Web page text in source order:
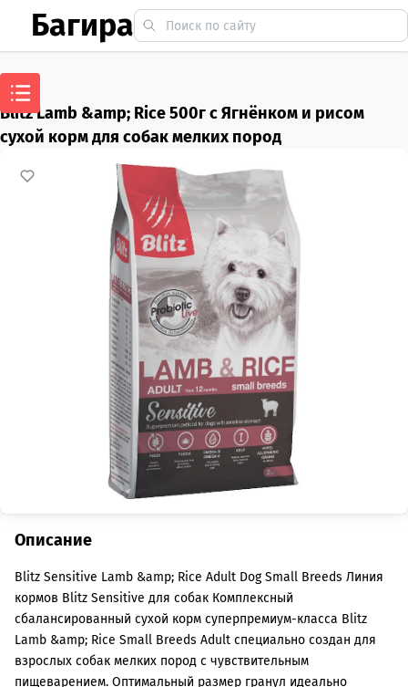
Багира
Blitz Lamb &amp; Rice 500г с Ягнёнком и рисом
сухой корм для собак мелких пород
Описание
Blitz Sensitive Lamb &amp; Rice Adult Dog Small Breeds Линия
кормов Blitz Sensitive для собак Комплексный
сбалансированный сухой корм суперпремиум-класса Blitz
Lamb &amp; Rice Small Breeds Adult специально создан для
взрослых собак мелких пород с чувствительным
пищеварением. Оптимальный размер гранул идеально